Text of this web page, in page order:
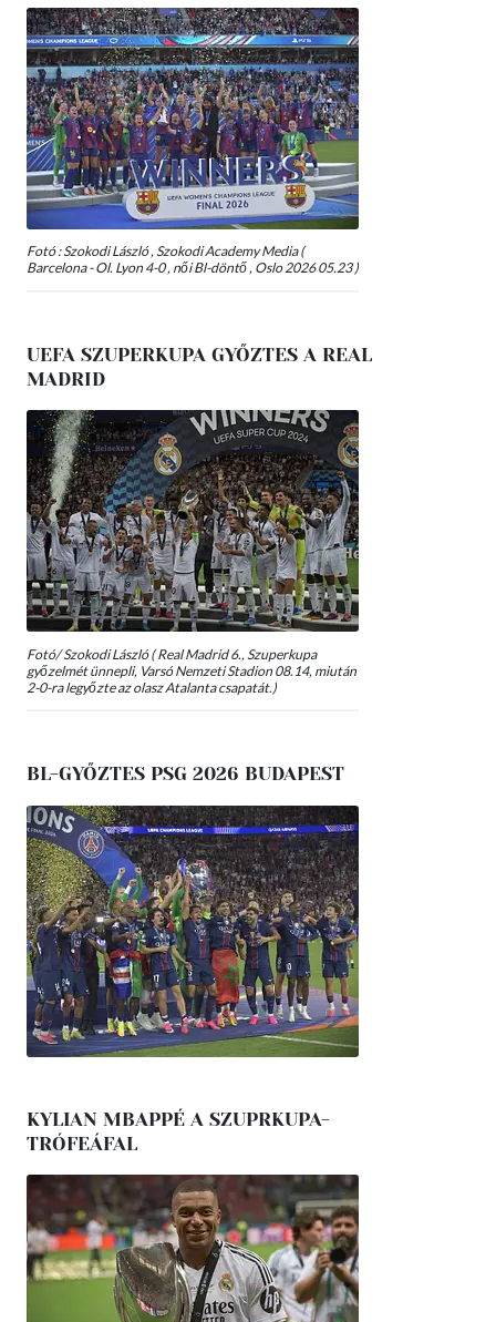
Fotó : Szokodi László , Szokodi Academy Media (
Barcelona - Ol. Lyon 4-0 , női Bl-döntő , Oslo 2026 05.23 )
UEFA SZUPERKUPA GYŐZTES A REAL
MADRID
Fotó/ Szokodi László ( Real Madrid 6., Szuperkupa
győzelmét ünnepli, Varsó Nemzeti Stadion 08.14, miután
2-0-ra legyőzte az olasz Atalanta csapatát.)
BL-GYŐZTES PSG 2026 BUDAPEST
KYLIAN MBAPPÉ A SZUPRKUPA-
TRÓFEÁFAL